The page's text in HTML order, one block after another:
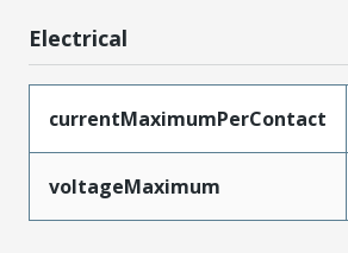
Electrical
currentMaximumPerContact
voltageMaximum